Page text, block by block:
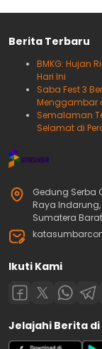
Berita Terbaru
BMKG: Hujan
Hari Ini
Saba Fest 3
Menggambar
Semalaman
Selamat di
Gedung Serba
Raya
Sumatera Barat
Ikuti Kami
Jelajahi Berita di